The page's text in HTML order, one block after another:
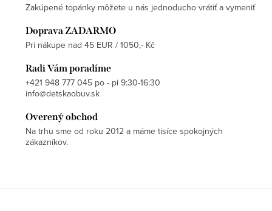
Zakúpené topánky môžete u nás jednoducho vrátiť a vymeniť
Doprava ZADARMO
Pri nákupe nad 45 EUR / 1050,- Kč
Radi Vám poradíme
+421 948 777 045 po - pi 9:30-16:30
info@detskaobuv.sk
Overený obchod
Na trhu sme od roku 2012 a máme tisíce spokojných
zákazníkov.